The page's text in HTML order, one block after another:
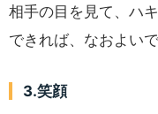
相手の目を見て、ハ
できれば、なおよいで
3.笑顔